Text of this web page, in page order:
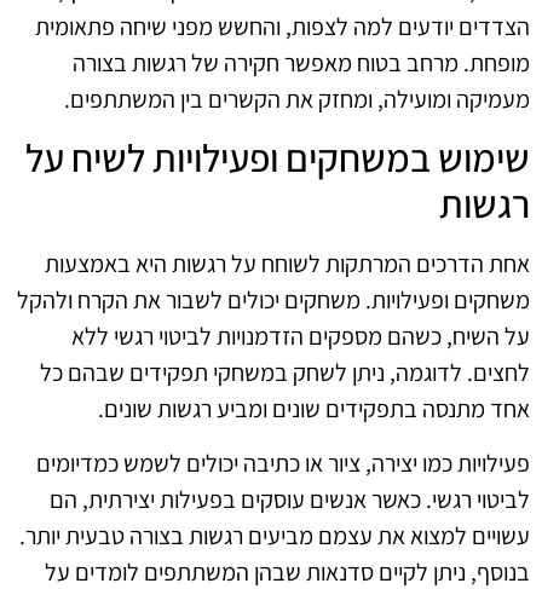
הצדדים יודעים למה לצפות, והחשש מפני שיחה פתאומית
מופחת. מרחב בטוח מאפשר חקירה של רגשות בצורה
מעמיקה ומועילה, ומחזק את הקשרים בין המשתתפים.
שימוש במשחקים ופעילויות לשיח על
רגשות
אחת הדרכים המרתקות לשוחח על רגשות היא באמצעות
משחקים ופעילויות. משחקים יכולים לשבור את הקרח ולהקל
על השיח, כשהם מספקים הזדמנויות לביטוי רגשי ללא
לחצים. לדוגמה, ניתן לשחק במשחקי תפקידים שבהם כל
אחד מתנסה בתפקידים שונים ומביע רגשות שונים.
פעילויות כמו יצירה, ציור או כתיבה יכולים לשמש כמדיומים
לביטוי רגשי. כאשר אנשים עוסקים בפעילות יצירתית, הם
עשויים למצוא את עצמם מביעים רגשות בצורה טבעית יותר.
בנוסף, ניתן לקיים סדנאות שבהן המשתתפים לומדים על